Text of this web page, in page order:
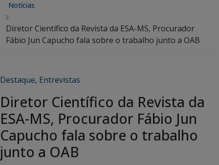
Notícias
Diretor Científico da Revista da ESA-MS, Procurador
Fábio Jun Capucho fala sobre o trabalho junto a OAB
Destaque, Entrevistas
Diretor Científico da Revista da
ESA-MS, Procurador Fábio Jun
Capucho fala sobre o trabalho
junto a OAB